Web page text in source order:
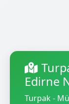
Edirne
Turpak -